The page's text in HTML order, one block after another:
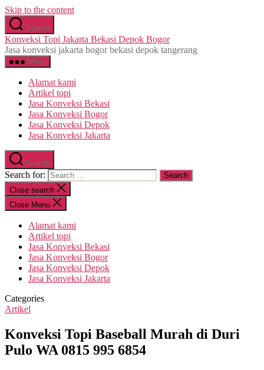
Skip to the content
Search
Konveksi Topi Jakarta Bekasi Depok Bogor
Jasa konveksi jakarta bogor bekasi depok tangerang
Menu
Alamat kami
Artikel topi
Jasa Konveksi Bekasi
Jasa Konveksi Bogor
Jasa Konveksi Depok
Jasa Konveksi Jakarta
Search
Search for:
Close search
Close Menu
Alamat kami
Artikel topi
Jasa Konveksi Bekasi
Jasa Konveksi Bogor
Jasa Konveksi Depok
Jasa Konveksi Jakarta
Categories
Artikel
Konveksi Topi Baseball Murah di Duri
Pulo WA 0815 995 6854